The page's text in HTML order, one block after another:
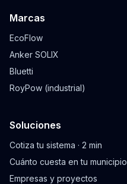
Marcas
EcoFlow
Anker SOLIX
Bluetti
RoyPow (industrial)
Soluciones
Cotiza tu sistema · 2 min
Cuánto cuesta en tu municipio
Empresas y proyectos